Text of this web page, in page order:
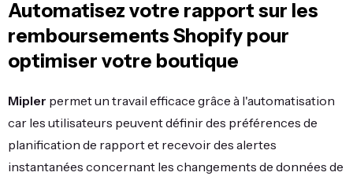
Automatisez votre rapport sur les
remboursements Shopify pour
optimiser votre boutique
Mipler permet un travail efficace grâce à l'automatisation
car les utilisateurs peuvent définir des préférences de
planification de rapport et recevoir des alertes
instantanées concernant les changements de données de